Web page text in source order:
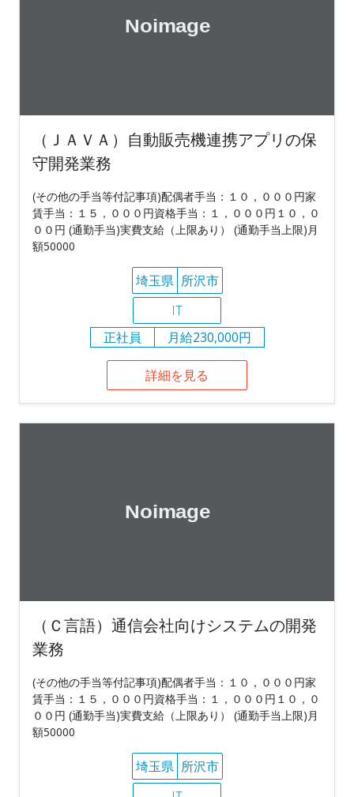
（ＪＡＶＡ）自動販売機連携アプリの保
守開発業務
(その他の手当等付記事項)配偶者手当：１０，０００円家
賃手当：１５，０００円資格手当：１，０００円１０，０
００円 (通勤手当)実費支給（上限あり） (通勤手当上限)月
額50000
埼玉県 所沢市
IT
正社員
月給230,000円
詳細を見る
（Ｃ言語）通信会社向けシステムの開発
業務
(その他の手当等付記事項)配偶者手当：１０，０００円家
賃手当：１５，０００円資格手当：１，０００円１０，０
００円 (通勤手当)実費支給（上限あり） (通勤手当上限)月
額50000
埼玉県 所沢市